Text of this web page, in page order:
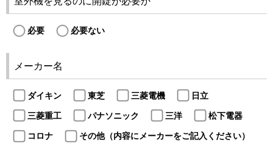
必要 必要ない
メーカー名
ダイキン 東芝 三菱電機
日立
三菱重工
パナソニック 三洋
松下電器
コロナ
その他（内容にメーカーをご記入ください）